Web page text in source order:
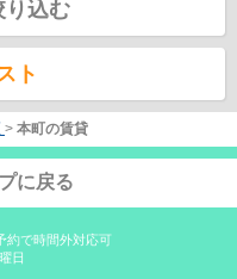
り込む
ト
> 本町の賃貸
に戻る
約で時間外対応可
日